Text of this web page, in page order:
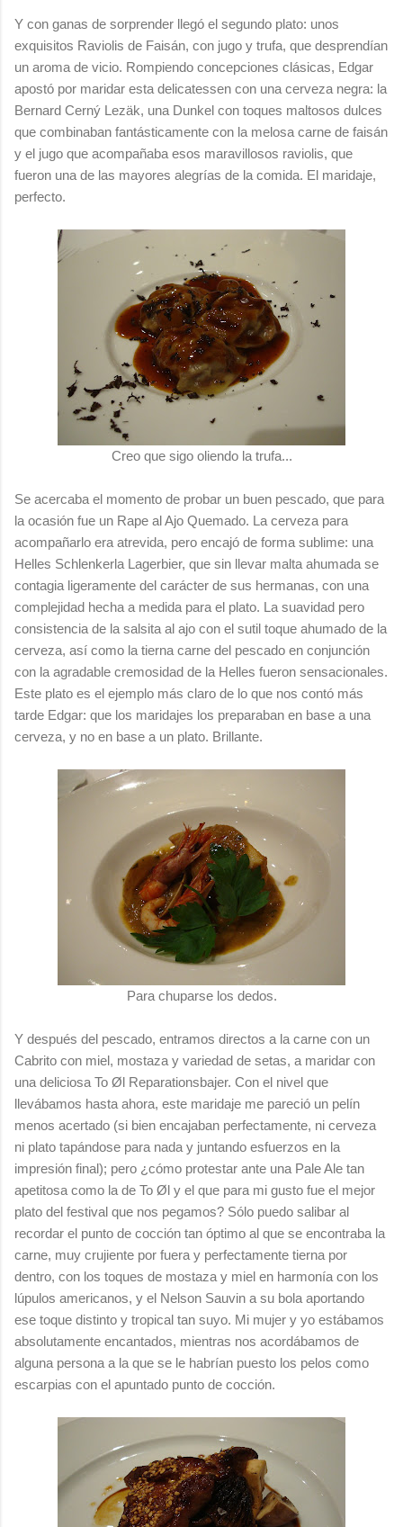
Y con ganas de sorprender llegó el segundo plato: unos
exquisitos Raviolis de Faisán, con jugo y trufa, que desprendían
un aroma de vicio. Rompiendo concepciones clásicas, Edgar
apostó por maridar esta delicatessen con una cerveza negra: la
Bernard Cerný Lezäk, una Dunkel con toques maltosos dulces
que combinaban fantásticamente con la melosa carne de faisán
y el jugo que acompañaba esos maravillosos raviolis, que
fueron una de las mayores alegrías de la comida. El maridaje,
perfecto.
Creo que sigo oliendo la trufa...
Se acercaba el momento de probar un buen pescado, que para
la ocasión fue un Rape al Ajo Quemado. La cerveza para
acompañarlo era atrevida, pero encajó de forma sublime: una
Helles Schlenkerla Lagerbier, que sin llevar malta ahumada se
contagia ligeramente del carácter de sus hermanas, con una
complejidad hecha a medida para el plato. La suavidad pero
consistencia de la salsita al ajo con el sutil toque ahumado de la
cerveza, así como la tierna carne del pescado en conjunción
con la agradable cremosidad de la Helles fueron sensacionales.
Este plato es el ejemplo más claro de lo que nos contó más
tarde Edgar: que los maridajes los preparaban en base a una
cerveza, y no en base a un plato. Brillante.
Para chuparse los dedos.
Y después del pescado, entramos directos a la carne con un
Cabrito con miel, mostaza y variedad de setas, a maridar con
una deliciosa To Øl Reparationsbajer. Con el nivel que
llevábamos hasta ahora, este maridaje me pareció un pelín
menos acertado (si bien encajaban perfectamente, ni cerveza
ni plato tapándose para nada y juntando esfuerzos en la
impresión final); pero ¿cómo protestar ante una Pale Ale tan
apetitosa como la de To Øl y el que para mi gusto fue el mejor
plato del festival que nos pegamos? Sólo puedo salibar al
recordar el punto de cocción tan óptimo al que se encontraba la
carne, muy crujiente por fuera y perfectamente tierna por
dentro, con los toques de mostaza y miel en harmonía con los
lúpulos americanos, y el Nelson Sauvin a su bola aportando
ese toque distinto y tropical tan suyo. Mi mujer y yo estábamos
absolutamente encantados, mientras nos acordábamos de
alguna persona a la que se le habrían puesto los pelos como
escarpias con el apuntado punto de cocción.